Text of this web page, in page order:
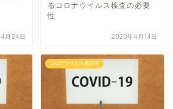
月24日
るコロナウイルス検査の必要
性
2020年4月14日
コロナウイルス感染症